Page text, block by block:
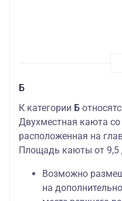
Б
К категории Б
Двухместная каюта
расположенная на
Площадь каюты от 9,5
Возможно
на